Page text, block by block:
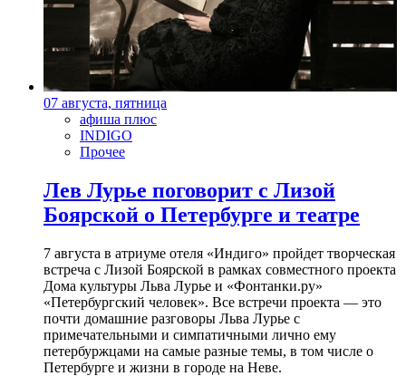
07 августа, пятница
афиша плюс
INDIGO
Прочее
Лев Лурье поговорит с Лизой
Боярской о Петербурге и театре
7 августа в атриуме отеля «Индиго» пройдет творческая
встреча с Лизой Боярской в рамках совместного проекта
Дома культуры Льва Лурье и «Фонтанки.ру»
«Петербургский человек». Все встречи проекта — это
почти домашние разговоры Льва Лурье с
примечательными и симпатичными лично ему
петербуржцами на самые разные темы, в том числе о
Петербурге и жизни в городе на Неве.